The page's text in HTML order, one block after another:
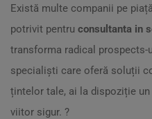
Există multe companii pe
potrivit pentru consultanta in
transforma radical prospects-
specialiști care oferă soluții
țintelor tale, ai la dispoziție
viitor sigur. ?